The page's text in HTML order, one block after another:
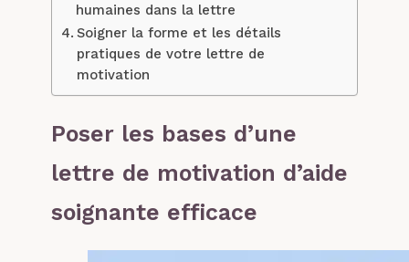
humaines dans la lettre
Soigner la forme et les détails
pratiques de votre lettre de
motivation
Poser les bases d’une
lettre de motivation d’aide
soignante efficace